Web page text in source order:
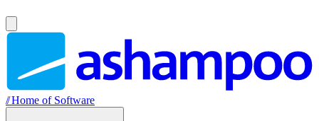
//Home of Software